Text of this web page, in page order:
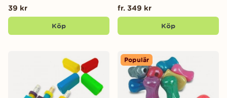
39 kr
Köp
fr. 349 kr
Köp
Populär